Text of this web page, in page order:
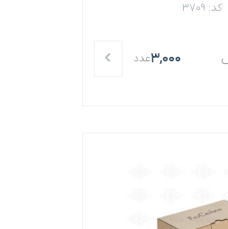
کد: 3709
3,000عدد